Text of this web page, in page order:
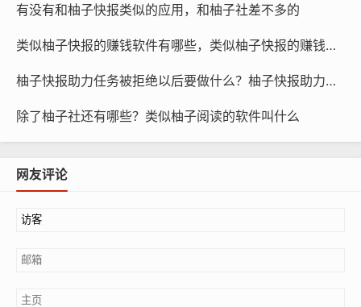
有没有和柚子快报类似的应用，和柚子社差不多的
类似柚子快报的赚钱软件有哪些，类似柚子快报的赚钱软件是真的吗
柚子快报助力任务被拒绝以后要做什么？柚子快报助力的昵称是什么
除了柚子社还有哪些？类似柚子阅读的软件叫什么
网友评论